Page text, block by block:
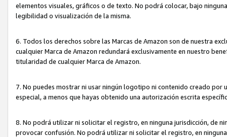
elementos visuales, gráficos o de texto. No podrá colocar, bajo
legibilidad o visualización de la misma.
6. Todos los derechos sobre las Marcas de Amazon son de nuestra
cualquier Marca de Amazon redundará exclusivamente en nuestro
titularidad de cualquier Marca de Amazon.
7. No puedes mostrar ni usar ningún logotipo ni contenido creado por
especial, a menos que hayas obtenido una autorización escrita
8. No podrá utilizar ni solicitar el registro, en ninguna jurisdicción, de
provocar confusión. No podrá utilizar ni solicitar el registro, en